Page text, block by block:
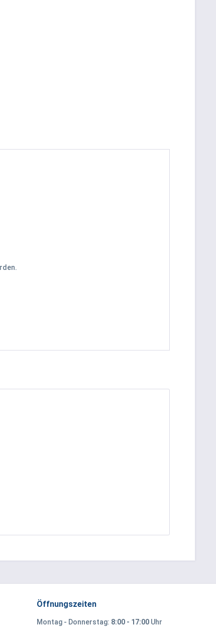
Öffnungszeiten
Montag - Donnerstag: 8:00 - 17:00 Uhr